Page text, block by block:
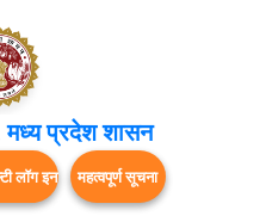
मध्य प्रदेश शासन
लॉग इन महत्वपूर्ण सूचना